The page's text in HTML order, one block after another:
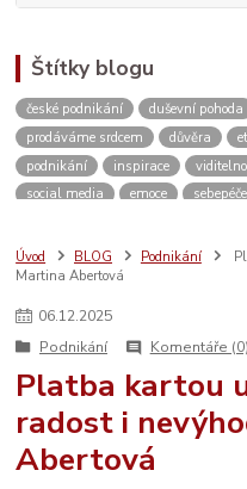
Štítky blogu
české podnikání duševní pohoda
prodáváme srdcem
důvěra
podnikání
inspirace
social media
emoce sebepéče
prodej
vánoce rodina
e-mail marketing
děti
sítě
systém
Úvod BLOG Podnikání
Martina Abertová
06.12.2025
Podnikání
Komentáře (0)
Platba kartou
radost i
Abertová